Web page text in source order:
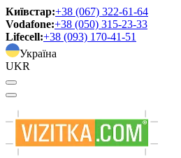
Київстар:+38 (067) 322-61-64
Vodafone:+38 (050) 315-23-33
Lifecell:+38 (093) 170-41-51
Україна
UKR